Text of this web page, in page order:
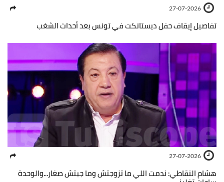
27-07-2026
تفاصيل إيقاف حفل ديستانكت في تونس بعد أحداث الشغب
27-07-2026
هشام النقاطي: ندمت اللي ما تزوجتش وما جبتش صغار...والوحدة